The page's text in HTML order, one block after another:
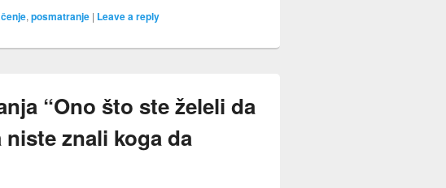
, posmatranje | Leave a reply
“Ono što ste želeli da
niste znali koga da